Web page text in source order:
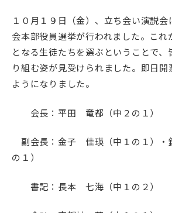
１０月１９日（金）、立ち会い演説
会本部役員選挙が行われました。これ
となる生徒たちを選ぶということで、
り組む姿が見受けられました。即日開
ようになりました。
会長：平田 竜都（中２の１）
副会長：金子 佳瑛（中１の１）・
の１）
書記：長本 七海（中１の２）